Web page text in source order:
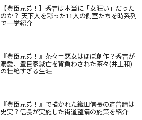
【豊臣兄弟！】秀吉は本当に「女狂い」だった
のか？ 天下人を彩った11人の側室たちを時系列
で一挙紹介
『豊臣兄弟！』茶々＝悪女はほぼ創作？秀吉が
溺愛、豊臣家滅亡を背負わされた茶々(井上和)
の壮絶すぎる生涯
『豊臣兄弟！』で描かれた織田信長の道普請は
史実？信長が実施した街道整備の施策を紹介